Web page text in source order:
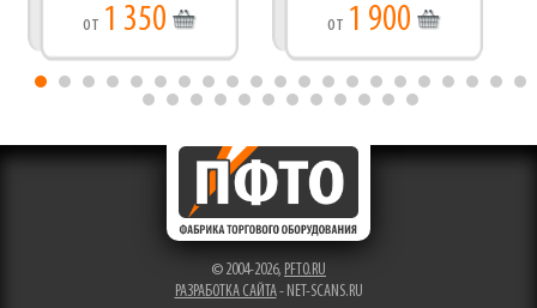
от 1 350 от 1 900
© 2004-2026, PFTO.RU
РАЗРАБОТКА САЙТА- NET-SCANS.RU